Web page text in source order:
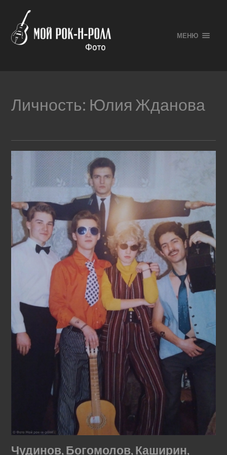
МЕНЮ
Личность: Юлия Жданова
Чудинов, Богомолов, Каширин,